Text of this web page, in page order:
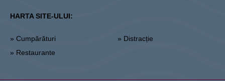
HARTA SITE-ULUI:
» Cumpărături
» Restaurante
» Distracție